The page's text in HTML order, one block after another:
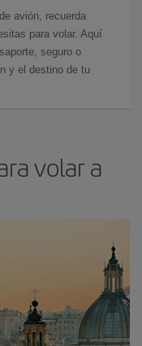
avión, recuerda
para volar. Aquí
seguro o
y el destino de tu
volar a